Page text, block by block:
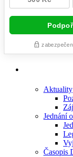
Aktuality
Jednání
Časopis